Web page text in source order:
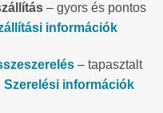
– gyors és pontos
információk
– tapasztalt
Szerelési információk